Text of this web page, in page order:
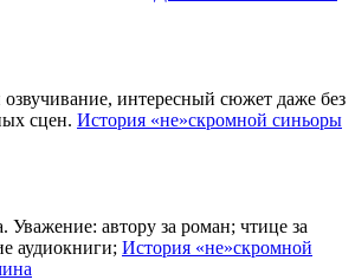
интересный сюжет даже без
сцен. История «не»скромной синьоры
Уважение: автору за роман; чтице за
аудиокниги; История «не»скромной